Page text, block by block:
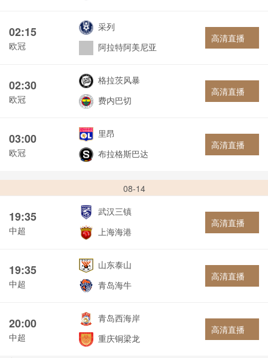
02:15
欧冠
采列
阿拉特阿美尼亚
高清直播
02:30
欧冠
格拉茨风暴
费内巴切
高清直播
03:00
欧冠
里昂
布拉格斯巴达
高清直播
08-14
19:35
中超
武汉三镇
上海海港
高清直播
19:35
中超
山东泰山
青岛海牛
高清直播
20:00
中超
青岛西海岸
重庆铜梁龙
高清直播